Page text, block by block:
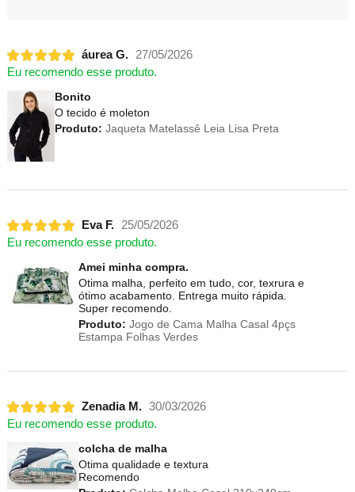
áurea G. 27/05/2026
Eu recomendo esse produto.
Bonito
O tecido é moleton
Produto: Jaqueta Matelassê Leia Lisa Preta
Eva F. 25/05/2026
Eu recomendo esse produto.
Amei minha compra.
Otima malha, perfeito em tudo, cor, texrura e
ótimo acabamento. Entrega muito rápida.
Super recomendo.
Produto: Jogo de Cama Malha Casal 4pçs
Estampa Folhas Verdes
Zenadia M. 30/03/2026
Eu recomendo esse produto.
colcha de malha
Otima qualidade e textura
Recomendo